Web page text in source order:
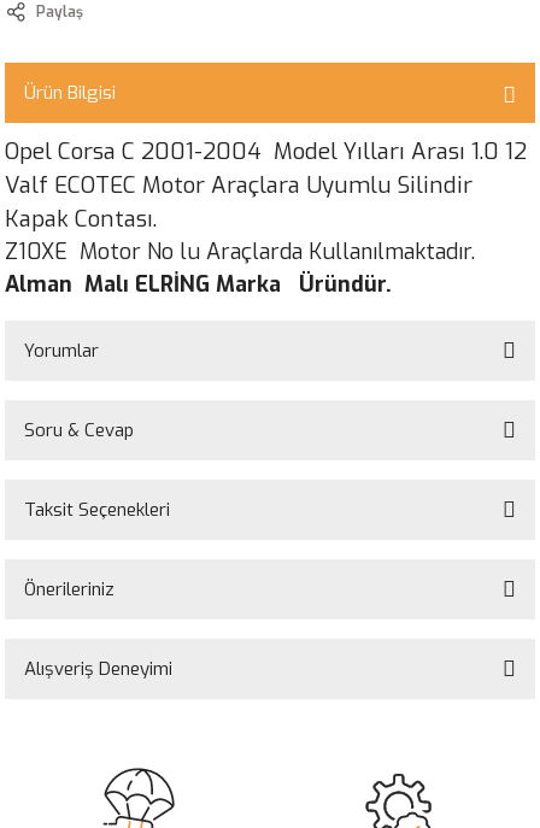
Paylaş
Ürün Bilgisi
Opel Corsa C 2001-2004 Model Yılları Arası 1.0 12
Valf ECOTEC Motor Araçlara Uyumlu Silindir
Kapak Contası.
Z10XE Motor No lu Araçlarda Kullanılmaktadır.
Alman Malı ELRİNG Marka Üründür.
Yorumlar
Soru & Cevap
Ürün hakkında henüz soru sorulmamış.
Taksit Seçenekleri
Önerileriniz
yetersiz gördüğünüz noktaları öneri formunu kullanarak tarafımıza
Ürün resmi kalitesiz, bozuk veya görüntülenemiyor.
Ürün açıklamasında eksik bilgiler bulunuyor.
Alışveriş Deneyimi